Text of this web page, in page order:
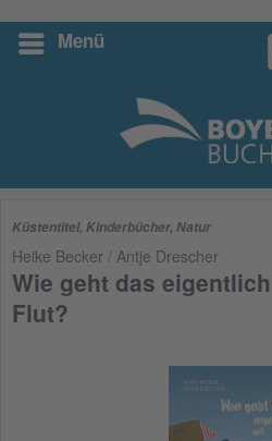
Menü
Suchen
Küstentitel, Kinderbücher, Natur
Heike Becker / Antje Drescher
Wie geht das
Flut?